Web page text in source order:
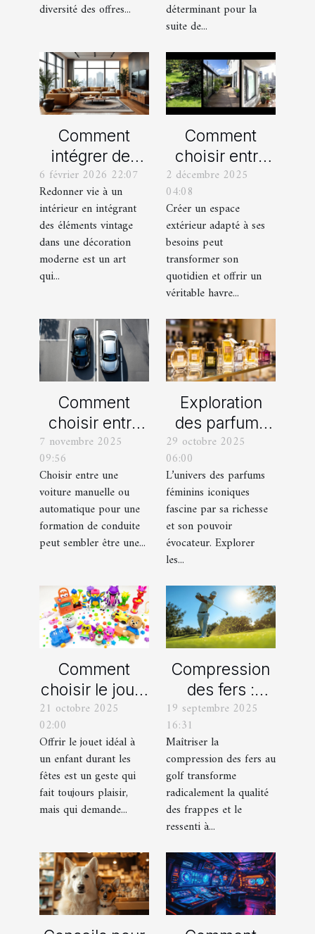
diversité des offres...
déterminant pour la
suite de...
Comment
intégrer des
éléments
vintage dans
une décoration
moderne ?
6 février 2026 22:07
Redonner vie à un
intérieur en intégrant
des éléments vintage
dans une décoration
moderne est un art
qui...
Comment
choisir entre
un jardin, une
terrasse et un
balcon pour
votre espace
extérieur ?
2 décembre 2025
04:08
Créer un espace
extérieur adapté à ses
besoins peut
transformer son
quotidien et offrir un
véritable havre...
Comment
choisir entre
une voiture
manuelle ou
automatique
pour votre
formation de
conduite ?
7 novembre 2025
09:56
Choisir entre une
voiture manuelle ou
automatique pour une
formation de conduite
peut sembler être une...
Exploration
des parfums
féminins
iconiques et
leurs
variations
29 octobre 2025
06:00
L’univers des parfums
féminins iconiques
fascine par sa richesse
et son pouvoir
évocateur. Explorer
les...
Comment
choisir le jouet
parfait pour
chaque âge
durant les
fêtes ?
21 octobre 2025
02:00
Offrir le jouet idéal à
un enfant durant les
fêtes est un geste qui
fait toujours plaisir,
mais qui demande...
Compression
des fers :
comment
obtenir des
frappes plus
solides ?
19 septembre 2025
16:31
Maîtriser la
compression des fers au
golf transforme
radicalement la qualité
des frappes et le
ressenti à...